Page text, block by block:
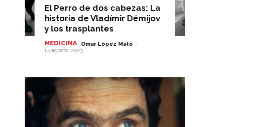
El Perro de dos cabezas: La
historia de Vladímir Démijov
y los trasplantes
MEDICINA Omar López Mato -
14 agosto, 2023